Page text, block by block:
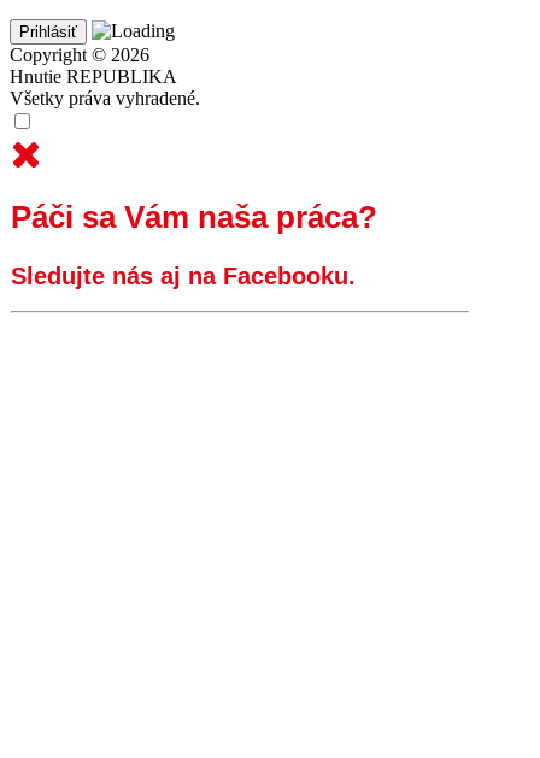
Copyright © 2026
Hnutie REPUBLIKA
Všetky práva vyhradené.
Páči sa Vám naša práca?
Sledujte nás aj na Facebooku.